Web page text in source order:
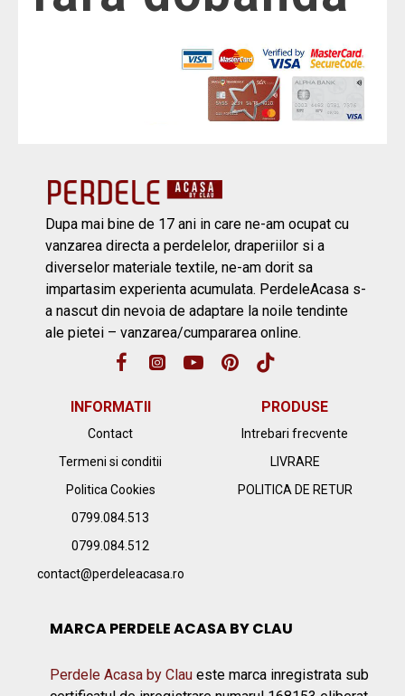
Dupa mai bine de 17 ani in care ne-am ocupat cu
vanzarea directa a perdelelor, draperiilor si a
diverselor materiale textile, ne-am dorit sa
impartasim experienta acumulata. PerdeleAcasa s-
a nascut din nevoia de adaptare la noile tendinte
ale pietei – vanzarea/cumpararea online.
INFORMATII
Contact
Termeni si conditii
Politica Cookies
0799.084.513
0799.084.512
contact@perdeleacasa.ro
PRODUSE
Intrebari frecvente
LIVRARE
POLITICA DE RETUR
MARCA PERDELE ACASA BY CLAU
Perdele Acasa by Clau este marca inregistrata sub